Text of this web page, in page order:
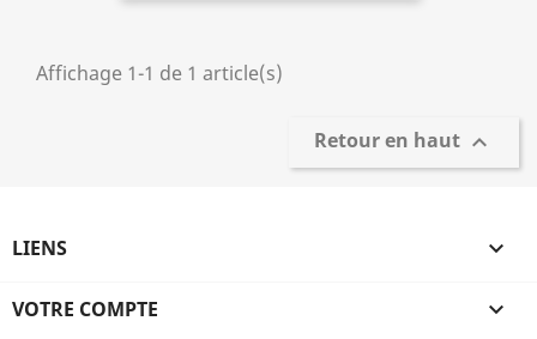
Affichage 1-1 de 1 article(s)
Retour en haut 
LIENS 
VOTRE COMPTE 